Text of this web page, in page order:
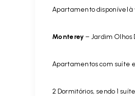
Apartamento disponível à
Monterey– Jardim Olhos
Apartamentos com suíte
2 Dormitórios, sendo 1 suíte